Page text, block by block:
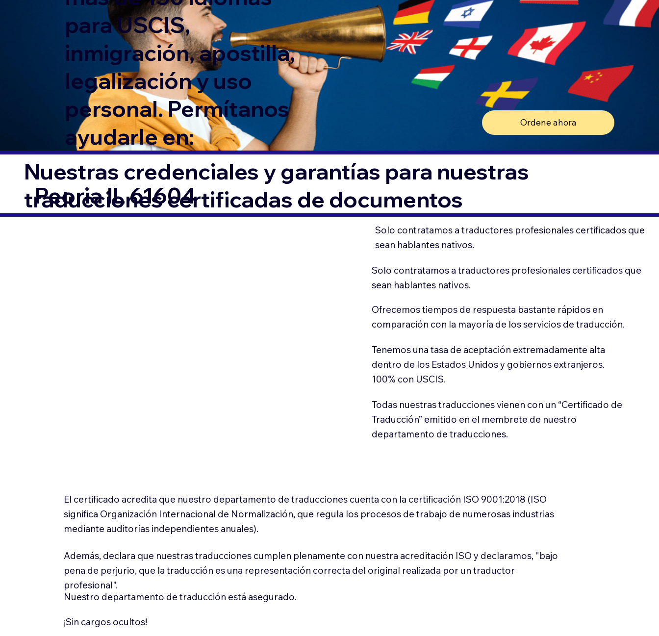
para USCIS,
inmigración, apostilla,
legalización y uso
personal. Permítanos
ayudarle en:
Ordene ahora
Nuestras credenciales y garantías para nuestras
traducciones certificadas de documentos
Peoria IL 61604
Solo contratamos a traductores profesionales certificados que
sean hablantes nativos.
Solo contratamos a traductores profesionales certificados que
sean hablantes nativos.
Ofrecemos tiempos de respuesta bastante rápidos en
comparación con la mayoría de los servicios de traducción.
Tenemos una tasa de aceptación extremadamente alta
dentro de los Estados Unidos y gobiernos extranjeros.
100% con USCIS.
Todas nuestras traducciones vienen con un “Certificado de
Traducción” emitido en el membrete de nuestro
departamento de traducciones.
El certificado acredita que nuestro departamento de traducciones cuenta con la certificación ISO 9001:2018 (ISO
significa Organización Internacional de Normalización, que regula los procesos de trabajo de numerosas industrias
mediante auditorías independientes anuales).
Además, declara que nuestras traducciones cumplen plenamente con nuestra acreditación ISO y declaramos, "bajo
pena de perjurio, que la traducción es una representación correcta del original realizada por un traductor
profesional".
Nuestro departamento de traducción está asegurado.
¡Sin cargos ocultos!